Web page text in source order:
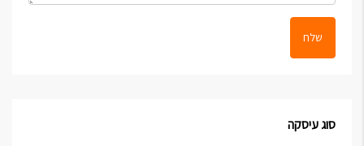
שלח
סוג עיסקה